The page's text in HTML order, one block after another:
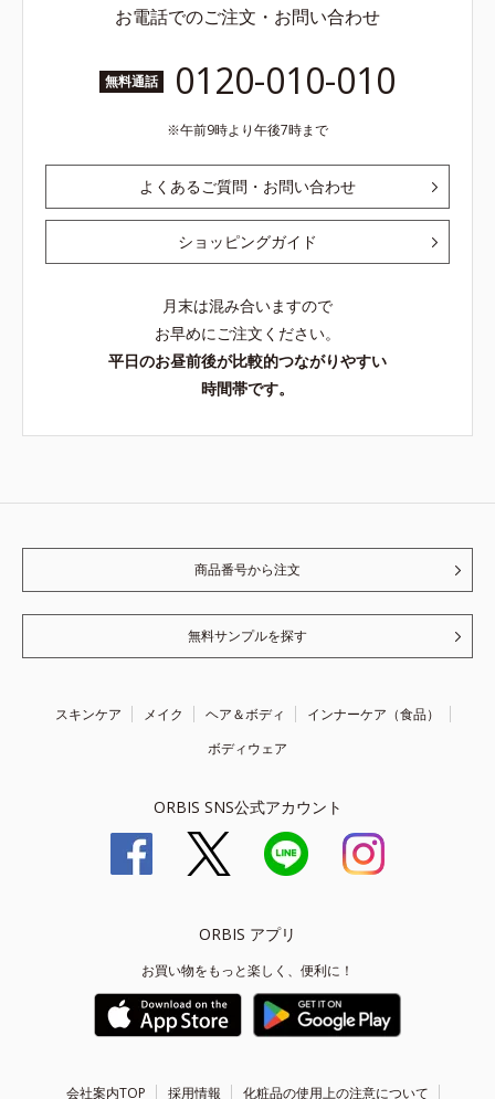
お電話でのご注文・お問い合わせ
無料通話 0120-010-010
午前9時より午後7時まで
よくあるご質問・お問い合わせ
ショッピングガイド
月末は混み合いますので
お早めにご注文ください。
平日のお昼前後が比較的つながりやすい
時間帯です。
商品番号から注文
無料サンプルを探す
スキンケア メイク ヘア＆ボディ
インナーケア（食品）
ボディウェア
ORBIS SNS公式アカウント
ORBIS アプリ
お買い物をもっと楽しく、便利に！
会社案内TOP 採用情報 化粧品の使用上の注意について